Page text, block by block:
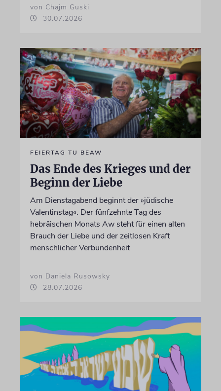
von Chajm Guski
30.07.2026
FEIERTAG TU BEAW
Das Ende des Krieges und der
Beginn der Liebe
Am Dienstagabend beginnt der »jüdische
Valentinstag«. Der fünfzehnte Tag des
hebräischen Monats Aw steht für einen alten
Brauch der Liebe und der zeitlosen Kraft
menschlicher Verbundenheit
von Daniela Rusowsky
28.07.2026